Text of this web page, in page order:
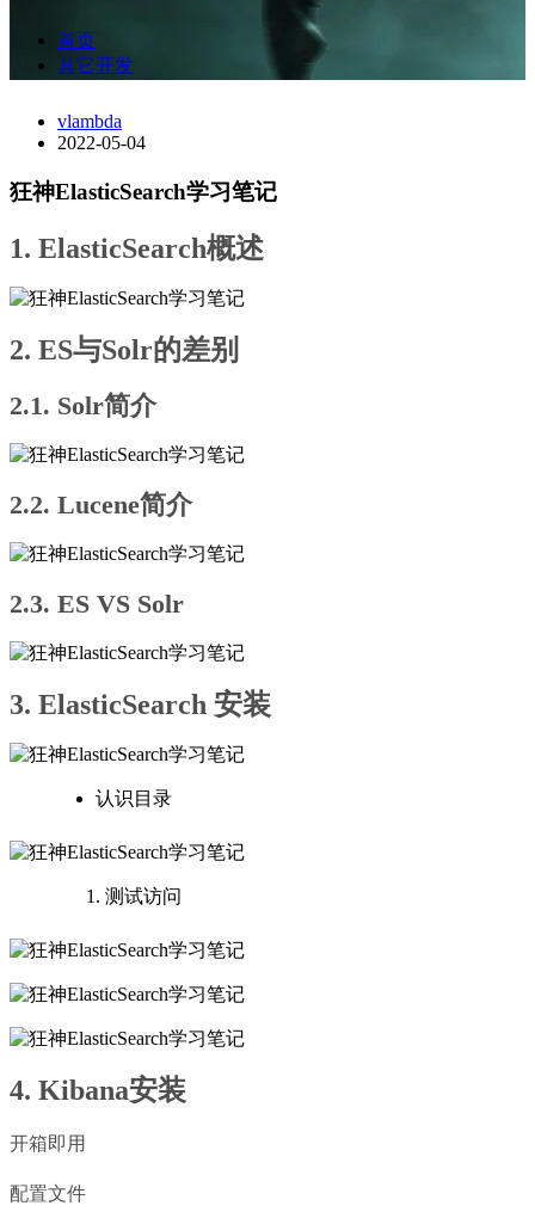
首页
其它开发
vlambda
2022-05-04
狂神ElasticSearch学习笔记
1. ElasticSearch概述
2. ES与Solr的差别
2.1. Solr简介
2.2. Lucene简介
2.3. ES VS Solr
3. ElasticSearch 安装
认识目录
测试访问
4. Kibana安装
开箱即用
配置文件